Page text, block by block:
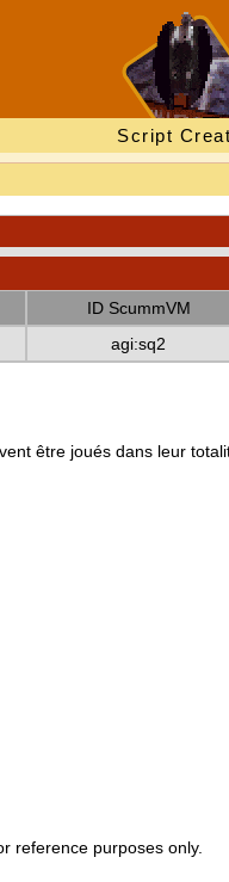
Script
ID ScummVM
agi:sq2
être joués dans leur
reference purposes only.